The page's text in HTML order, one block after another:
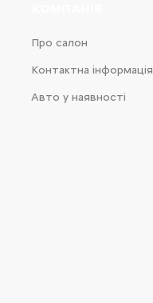
Про салон
Контактна інформація
Авто у наявності